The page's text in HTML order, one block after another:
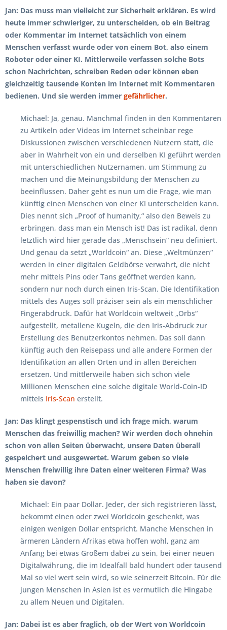
Jan: Das muss man vielleicht zur Sicherheit erklären. Es wird
heute immer schwieriger, zu unterscheiden, ob ein Beitrag
oder Kommentar im Internet tatsächlich von einem
Menschen verfasst wurde oder von einem Bot, also einem
Roboter oder einer KI. Mittlerweile verfassen solche Bots
schon Nachrichten, schreiben Reden oder können eben
gleichzeitig tausende Konten im Internet mit Kommentaren
bedienen. Und sie werden immer gefährlicher.
Michael: Ja, genau. Manchmal finden in den Kommentaren
zu Artikeln oder Videos im Internet scheinbar rege
Diskussionen zwischen verschiedenen Nutzern statt, die
aber in Wahrheit von ein und derselben KI geführt werden
mit unterschiedlichen Nutzernamen, um Stimmung zu
machen und die Meinungsbildung der Menschen zu
beeinflussen. Daher geht es nun um die Frage, wie man
künftig einen Menschen von einer KI unterscheiden kann.
Dies nennt sich „Proof of humanity,“ also den Beweis zu
erbringen, dass man ein Mensch ist! Das ist radikal, denn
letztlich wird hier gerade das „Menschsein“ neu definiert.
Und genau da setzt „Worldcoin“ an. Diese „Weltmünzen“
werden in einer digitalen Geldbörse verwahrt, die nicht
mehr mittels Pins oder Tans geöffnet werden kann,
sondern nur noch durch einen Iris-Scan. Die Identifikation
mittels des Auges soll präziser sein als ein menschlicher
Fingerabdruck. Dafür hat Worldcoin weltweit „Orbs“
aufgestellt, metallene Kugeln, die den Iris-Abdruck zur
Erstellung des Benutzerkontos nehmen. Das soll dann
künftig auch den Reisepass und alle andere Formen der
Identifikation an allen Orten und in allen Bereichen
ersetzen. Und mittlerweile haben sich schon viele
Millionen Menschen eine solche digitale World-Coin-ID
mittels Iris-Scan erstellt.
Jan: Das klingt gespenstisch und ich frage mich, warum
Menschen das freiwillig machen? Wir werden doch ohnehin
schon von allen Seiten überwacht, unsere Daten überall
gespeichert und ausgewertet. Warum geben so viele
Menschen freiwillig ihre Daten einer weiteren Firma? Was
haben sie davon?
Michael: Ein paar Dollar. Jeder, der sich registrieren lässt,
bekommt einen oder zwei Worldcoin geschenkt, was
einigen wenigen Dollar entspricht. Manche Menschen in
ärmeren Ländern Afrikas etwa hoffen wohl, ganz am
Anfang bei etwas Großem dabei zu sein, bei einer neuen
Digitalwährung, die im Idealfall bald hundert oder tausend
Mal so viel wert sein wird, so wie seinerzeit Bitcoin. Für die
jungen Menschen in Asien ist es vermutlich die Hingabe
zu allem Neuen und Digitalen.
Jan: Dabei ist es aber fraglich, ob der Wert von Worldcoin